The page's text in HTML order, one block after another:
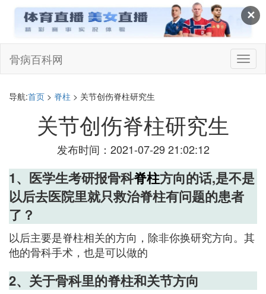
✕
切
换
骨病百科网
导航:首页 > 脊柱 > 关节创伤脊柱研究生
关节创伤脊柱研究生
发布时间：2021-07-29 21:02:12
1、医学生考研报骨科脊柱方向的话,是不是
以后去医院里就只救治脊柱有问题的患者
了？
以后主要是脊柱相关的方向，除非你换研究方向。其
他的骨科手术，也是可以做的
2、关于骨科里的脊柱和关节方向